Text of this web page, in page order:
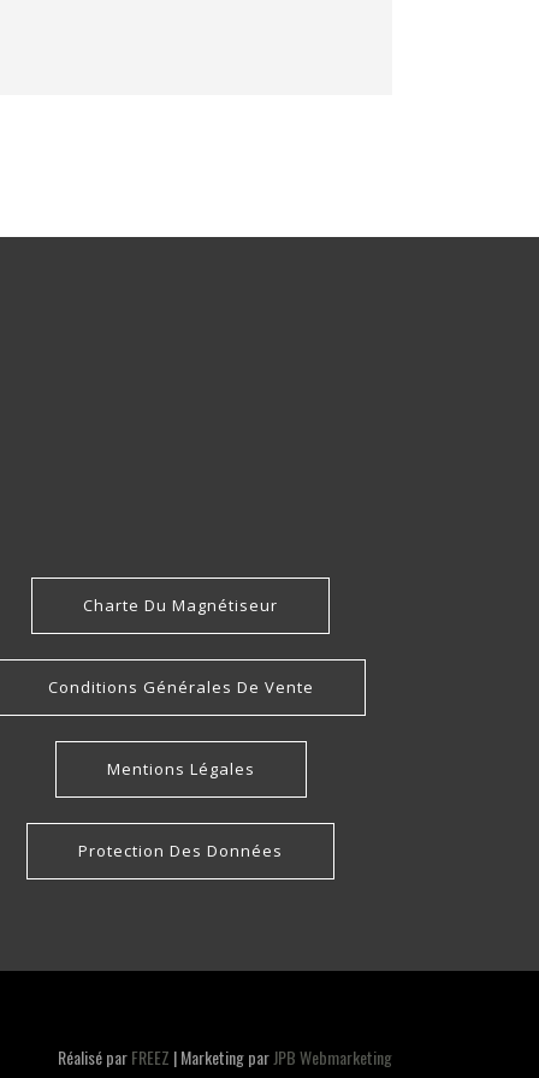
Charte Du Magnétiseur
Conditions Générales De Vente
Mentions Légales
Protection Des Données
Réalisé parFREEZ | Marketing parJPB Webmarketing